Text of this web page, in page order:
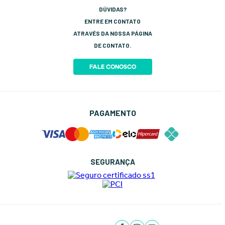
DÚVIDAS?
ENTRE EM CONTATO
ATRAVÉS DA NOSSA PÁGINA
DE CONTATO.
FALE CONOSCO
PAGAMENTO
SEGURANÇA